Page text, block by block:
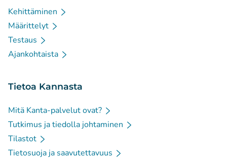
Kehittäminen
Määrittelyt
Testaus
Ajankohtaista
Tietoa Kannasta
Mitä Kanta-palvelut ovat?
Tutkimus ja tiedolla johtaminen
Tilastot
Tietosuoja ja saavutettavuus